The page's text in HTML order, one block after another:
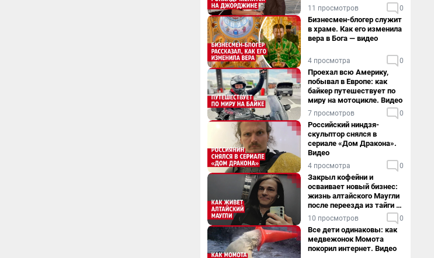
11 просмотров 0
Бизнесмен-блогер служит
в храме. Как его изменила
вера в Бога — видео
4 просмотра 0
Проехал всю Америку,
побывал в Европе: как
байкер путешествует по
миру на мотоцикле. Видео
7 просмотров 0
Российский ниндзя-
скульптор снялся в
сериале «Дом Дракона».
Видео
4 просмотра 0
Закрыл кофейни и
осваивает новый бизнес:
жизнь алтайского Маугли
после переезда из тайги в
столицу
10 просмотров 0
Все дети одинаковы: как
медвежонок Момота
покорил интернет. Видео